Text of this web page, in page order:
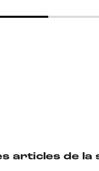
articles de la